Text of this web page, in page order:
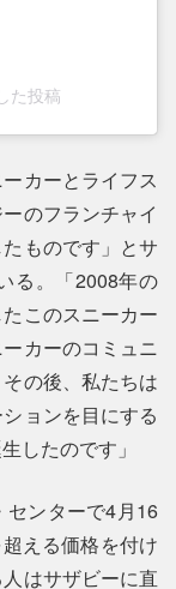
た投稿
カーとライフス
のフランチャイ
ものです」とサ
る。「2008年の
このスニーカー
カーのコミュニ
の後、私たちは
ョンを目にする
したのです」
センターで4月16
える価格を付け
はサザビーに直